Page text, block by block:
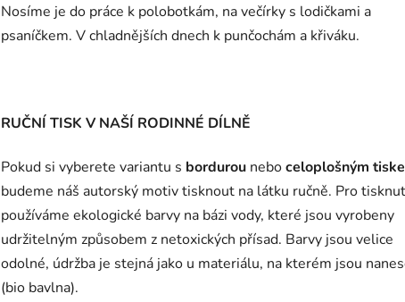
Nosíme je do práce k polobotkám, na večírky s lodičkami a
psaníčkem. V chladnějších dnech k punčochám a křiváku.
RUČNÍ TISK V NAŠÍ RODINNÉ DÍLNĚ
Pokud si vyberete variantu s bordurou neboceloplošným
budeme náš autorský motiv tisknout na látku ručně. Pro
používáme ekologické barvy na bázi vody, které jsou vyrobeny
udržitelným způsobem z netoxických přísad. Barvy jsou velice
odolné, údržba je stejná jako u materiálu, na kterém jsou
(bio bavlna).